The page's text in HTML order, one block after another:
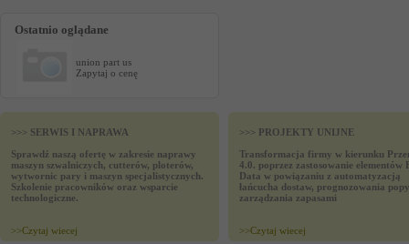
Ostatnio oglądane
union part us
Zapytaj o cenę
>>> SERWIS I NAPRAWA
Sprawdź naszą ofertę w zakresie naprawy
maszyn szwalniczych, cutterów, ploterów,
wytwornic pary i maszyn specjalistycznych.
Szkolenie pracowników oraz wsparcie
technologiczne.
>>Czytaj wiecej
>>> PROJEKTY UNIJNE
Transformacja firmy w kierunku
4.0. poprzez zastosowanie elementów
Data w powiązaniu z automatyzacją
łańcucha dostaw, prognozowania
zarządzania zapasami
>>Czytaj wiecej